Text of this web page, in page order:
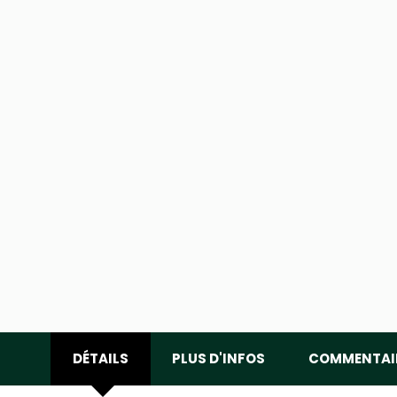
DÉTAILS PLUS D'INFOS